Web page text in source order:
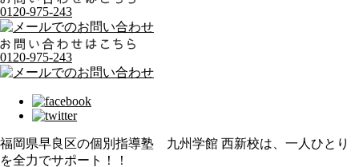
0120-975-243
0120-975-243
福岡県早良区の個別指導塾 九州学館 西新校は、一人ひとり
を全力でサポート！！